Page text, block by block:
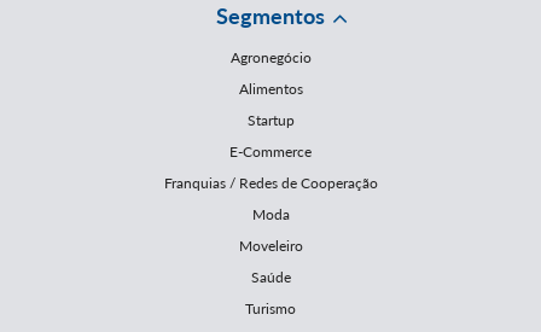
Segmentos
Agronegócio
Alimentos
Startup
E-Commerce
Franquias / Redes de Cooperação
Moda
Moveleiro
Saúde
Turismo